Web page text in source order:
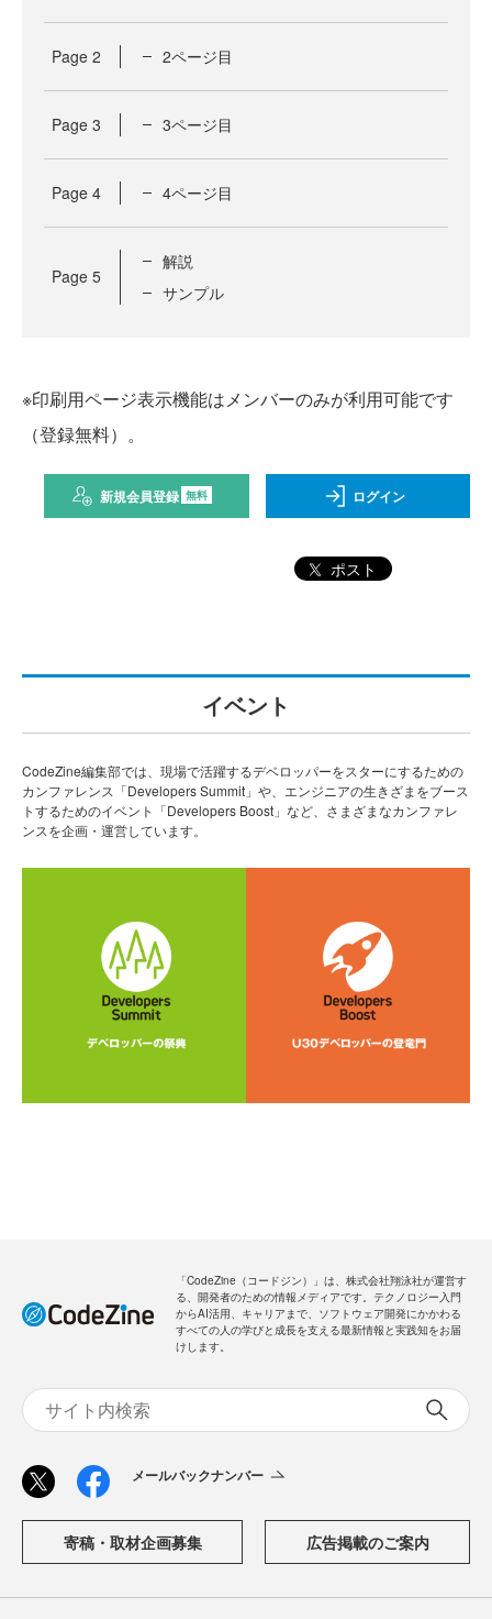
Page 2 2ページ目
Page 3 3ページ目
Page 4 4ページ目
Page 5
解説
サンプル
※印刷用ページ表示機能はメンバーのみが利用可能です
（登録無料）。
新規会員登録 無料 ログイン
ポスト
イベント
CodeZine編集部では、現場で活躍するデベロッパーをスターにするための
カンファレンス「Developers Summit」や、エンジニアの生きざまをブース
トするためのイベント「Developers Boost」など、さまざまなカンファレ
ンスを企画・運営しています。
「CodeZine（コードジン）」は、株式会社翔泳社が運営す
る、開発者のための情報メディアです。テクノロジー入門
からAI活用、キャリアまで、ソフトウェア開発にかかわる
すべての人の学びと成長を支える最新情報と実践知をお届
けします。
メールバックナンバー
寄稿・取材企画募集 広告掲載のご案内